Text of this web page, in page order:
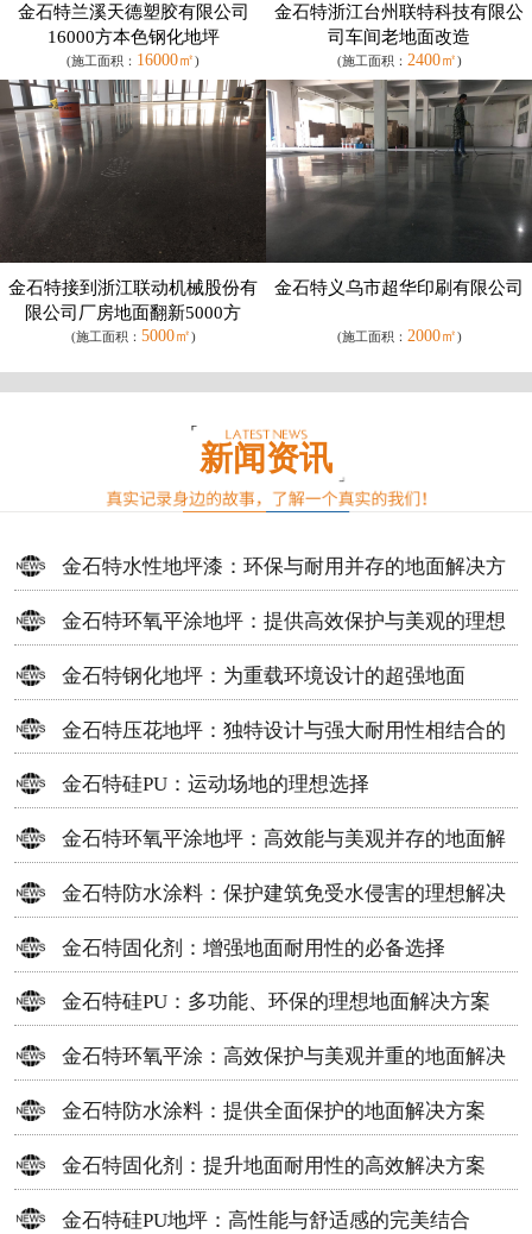
金石特兰溪天德塑胶有限公司
16000方本色钢化地坪
(施工面积： 16000㎡)
金石特浙江台州联特科技有限公
司车间老地面改造
(施工面积： 2400㎡)
金石特接到浙江联动机械股份有
限公司厂房地面翻新5000方
(施工面积： 5000㎡)
金石特义乌市超华印刷有限公司
(施工面积： 2000㎡)
新闻资讯
金石特水性地坪漆：环保与耐用并存的地面解决方
案
金石特环氧平涂地坪：提供高效保护与美观的理想
选择
金石特钢化地坪：为重载环境设计的超强地面
金石特压花地坪：独特设计与强大耐用性相结合的
地面材料
金石特硅PU：运动场地的理想选择
金石特环氧平涂地坪：高效能与美观并存的地面解
决方案
金石特防水涂料：保护建筑免受水侵害的理想解决
方案
金石特固化剂：增强地面耐用性的必备选择
金石特硅PU：多功能、环保的理想地面解决方案
金石特环氧平涂：高效保护与美观并重的地面解决
方案
金石特防水涂料：提供全面保护的地面解决方案
金石特固化剂：提升地面耐用性的高效解决方案
金石特硅PU地坪：高性能与舒适感的完美结合